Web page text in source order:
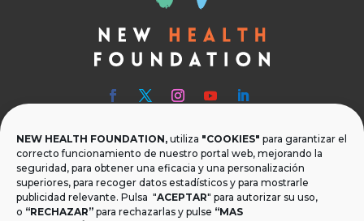
NEW HEALTH FOUNDATION, utiliza "COOKIES" para garantizar el
correcto funcionamiento de nuestro portal web, mejorando la
seguridad, para obtener una eficacia y una personalización
superiores, para recoger datos estadísticos y para mostrarle
publicidad relevante. Pulsa "ACEPTAR" para autorizar su uso,
o “RECHAZAR” para rechazarlas y pulse “MAS
 Teléfono
T.+34 954 219 597
 Dónde estamos